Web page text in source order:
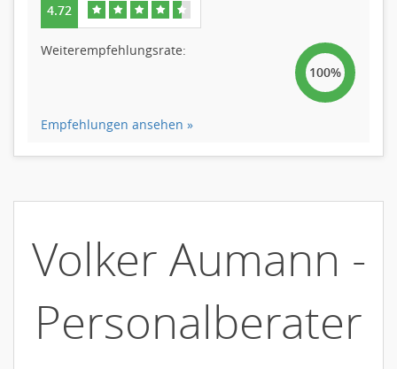
4.72
Weiterempfehlungsrate:
100%
Empfehlungen ansehen »
Volker Aumann -
Personalberater